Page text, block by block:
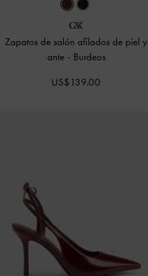
Zapatos de salón afilados de piel y
ante - Burdeos
US$139.00